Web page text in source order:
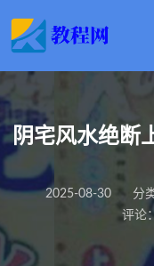
阴宅风水绝断
2025-08-30 分
评论